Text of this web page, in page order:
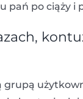
pań po ciąży i
grupą